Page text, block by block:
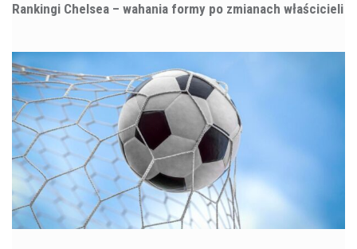
Rankingi Chelsea – wahania formy po zmianach właścicieli